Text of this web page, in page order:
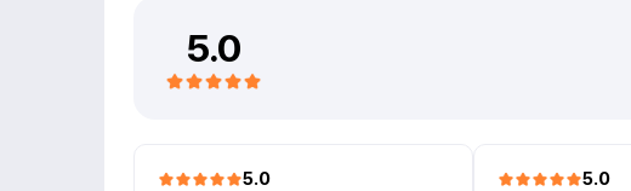
5.0
5.0 5.0